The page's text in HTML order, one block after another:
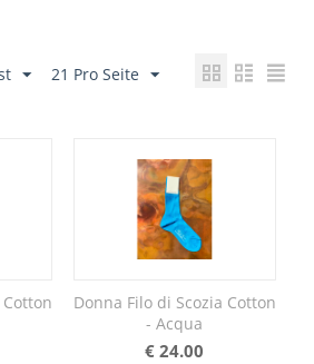
21 Pro Seite
Donna Filo di Scozia Cotton
- Acqua
€ 24.00